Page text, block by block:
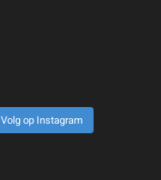
Volg op Instagram